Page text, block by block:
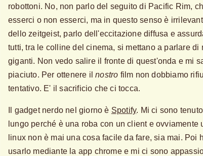
robottoni. No, non parlo del seguito di Pacific Rim,
esserci o non esserci, ma in questo senso è
dello zeitgeist, parlo dell'eccitazione diffusa e
tutti, tra le colline del cinema, si mettano a parlare di
giganti. Non vedo salire il fronte di quest'onda e mi
piaciuto. Per ottenere ilnostro film non dobbiamo
tentativo. E' il sacrificio che ci tocca.
Il gadget nerdo nel giorno è Spotify. Mi ci sono
lungo perché è una roba con un client e ovviamente
linux non è mai una cosa facile da fare, sia mai. Poi
usarlo mediante la app chrome e mi ci sono